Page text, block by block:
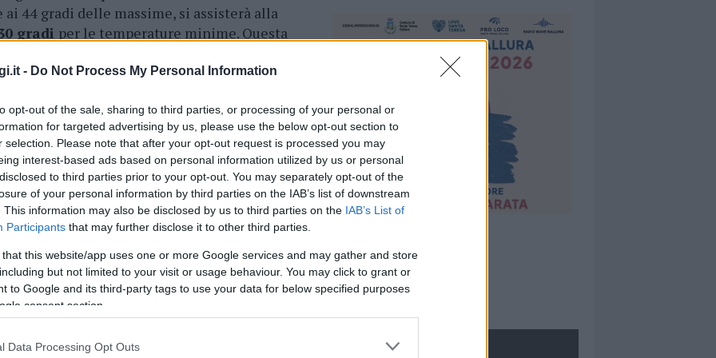
- Do Not Process My Personal Information
opt-out of the sale, sharing to third parties, or processing of your personal or
for targeted advertising by us, please use the below opt-out section to
selection. Please note that after your opt-out request is processed you may
interest-based ads based on personal information utilized by us or personal
to third parties prior to your opt-out. You may separately opt-out of the
of your personal information by third parties on the IAB’s list of downstream
This information may also be disclosed by us to third parties on the IAB’s List of
Participants that may further disclose it to other third parties.
that this website/app uses one or more Google services and may gather and store
but not limited to your visit or usage behaviour. You may click to grant or
to Google and its third-party tags to use your data for below specified purposes
consent section.
Data Processing Opt Outs
44 gradi delle massime, si assisterà alla
gradi per le temperature minime. Questa
di oggi e quella di domani, infatti, sarà
registrati picchi di 48 gradi.
cliccandoqui
nella sezioneLogindal menù del sito o
Notizie Gallura Notizie Sardegna NECROLOGIE